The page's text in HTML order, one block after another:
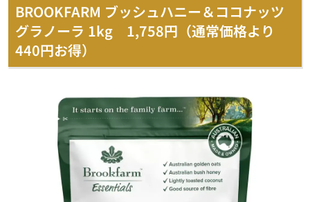
BROOKFARM ブッシュハニー＆ココナッツ
グラノーラ 1kg 1,758円（通常価格より
440円お得）